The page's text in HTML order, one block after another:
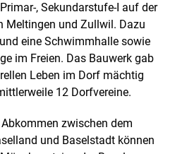
, Sekundarstufe-I auf der
Meltingen und Zullwil. Dazu
eine Schwimmhalle sowie
im Freien. Das Bauwerk gab
Leben im Dorf mächtig
12 Dorfvereine.
zwischen dem
und Baselstadt können